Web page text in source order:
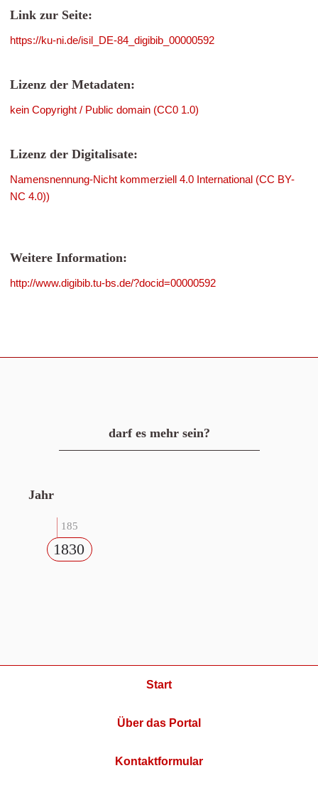
Link zur Seite:
https://ku-ni.de/isil_DE-84_digibib_00000592
Lizenz der Metadaten:
kein Copyright / Public domain (CC0 1.0)
Lizenz der Digitalisate:
Namensnennung-Nicht kommerziell 4.0 International (CC BY-
NC 4.0))
Weitere Information:
http://www.digibib.tu-bs.de/?docid=00000592
darf es mehr sein?
Jahr
185
1830
Start
Über das Portal
Kontaktformular